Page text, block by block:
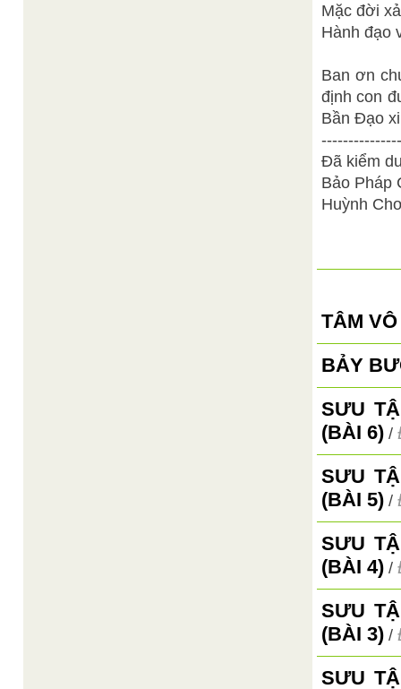
Mặc đời
Hành đạo
Ban ơn
định con
Bần Đạo
---------------
Đã kiểm
Bảo Pháp
Huỳnh
TÂM
BẢY
SƯU
(BÀI 6) /
SƯU
(BÀI 5) /
SƯU
(BÀI 4) /
SƯU
(BÀI 3) /
SƯU